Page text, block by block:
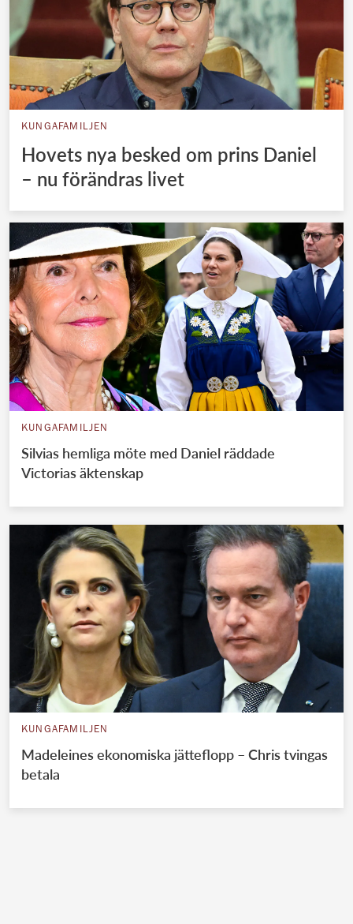
KUNGAFAMILJEN
Hovets nya besked om prins Daniel
– nu förändras livet
KUNGAFAMILJEN
Silvias hemliga möte med Daniel räddade
Victorias äktenskap
KUNGAFAMILJEN
Madeleines ekonomiska jätteflopp – Chris tvingas
betala